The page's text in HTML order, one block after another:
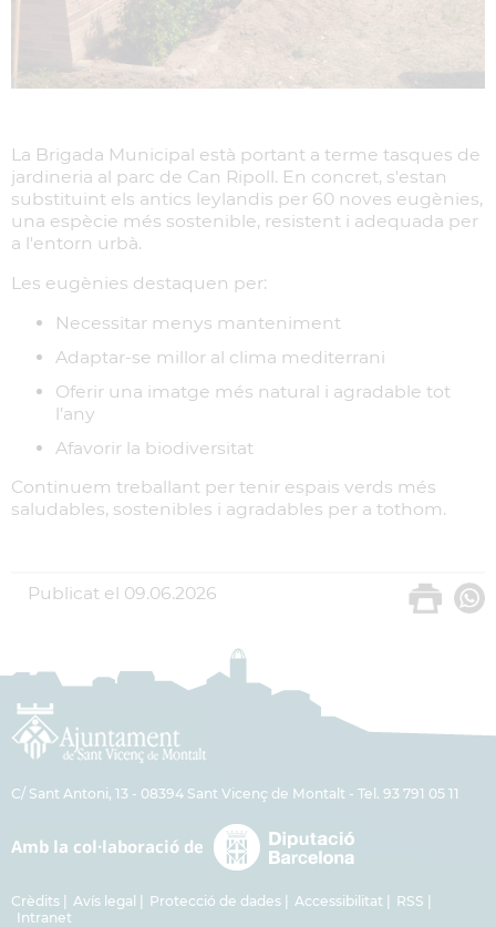
La Brigada Municipal està portant a terme tasques de
jardineria al parc de Can Ripoll. En concret, s'estan
substituint els antics leylandis per 60 noves eugènies,
una espècie més sostenible, resistent i adequada per
a l'entorn urbà.
Les eugènies destaquen per:
Necessitar menys manteniment
Adaptar-se millor al clima mediterrani
Oferir una imatge més natural i agradable tot
l’any
Afavorir la biodiversitat
Continuem treballant per tenir espais verds més
saludables, sostenibles i agradables per a tothom.
Publicat el 09.06.2026
C/ Sant Antoni, 13 - 08394 Sant Vicenç de Montalt - Tel. 93 791 05 11
Crèdits Avís legal Protecció de dades Accessibilitat
RSS
Intranet